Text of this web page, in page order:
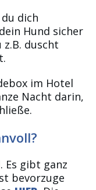
dich
Hund sicher
duscht
im Hotel
Nacht darin,
Es gibt ganz
bevorzuge